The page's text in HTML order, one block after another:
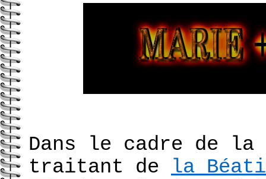
Dans le cadre de
traitant de
la